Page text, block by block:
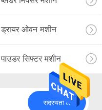
ड्रायर ओवन मशीन
पाउडर सिफ्टर मशीन
सदस्यता लें